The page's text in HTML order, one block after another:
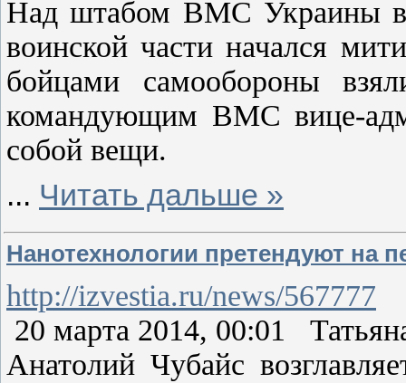
Над штабом ВМС Украины в
воинской части начался
бойцами самообороны
командующим ВМС вице-
собой вещи.
... Читать дальше »
Нанотехнологии претендуют на
http://izvestia.ru/news/567777
20 марта 2014, 00:01
Анатолий Чубайс